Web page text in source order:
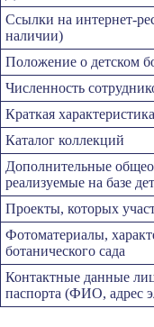
Ссылки на интернет-
наличии)
Положение о детском
Численность
Краткая
Каталог коллекций
Дополнительные
реализуемые на базе
Проекты, которых
Фотоматериалы,
ботанического сада
Контактные данные
паспорта (ФИО, адрес